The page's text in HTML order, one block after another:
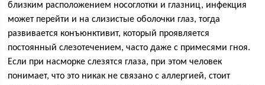
близким расположением носоглотки и глазниц, инфекция
может перейти и на слизистые оболочки глаз, тогда
развивается конъюнктивит, который проявляется
постоянный слезотечением, часто даже с примесями гноя.
Если при насморке слезятся глаза, при этом человек
понимает, что это никак не связано с аллергией, стоит